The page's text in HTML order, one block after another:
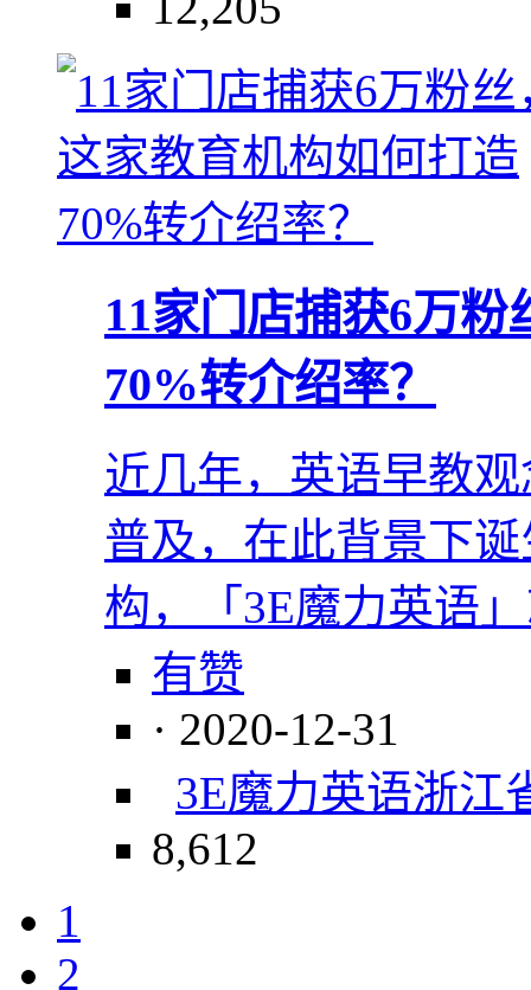
11家门店捕获6万
70%转介绍率？
近几年，英语早教
普及，在此背景下
构，「3E魔力英语
有赞
· 2020-12-31
3E魔力英语浙江
8,612
1
2